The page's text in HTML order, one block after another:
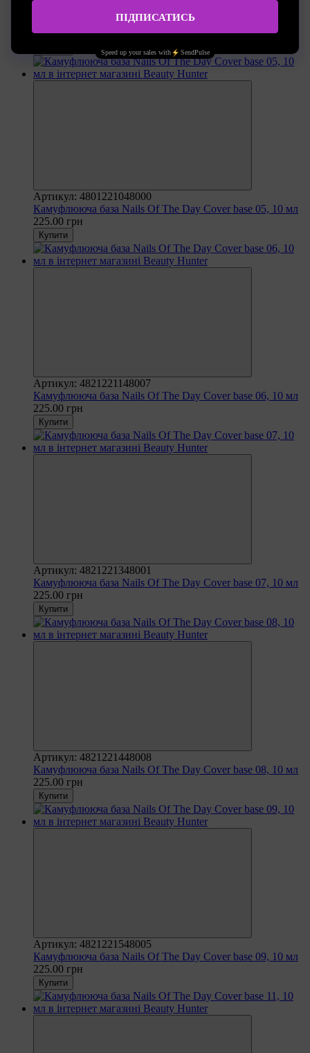
Камуфлююча база Nails Of The Day Cover base 03, 10 мл
225.00 грн
Артикул: 4801221048000
Камуфлююча база Nails Of The Day Cover base 05, 10 мл
225.00 грн
Купити
Артикул: 4821221148007
Камуфлююча база Nails Of The Day Cover base 06, 10 мл
225.00 грн
Купити
Артикул: 4821221348001
Камуфлююча база Nails Of The Day Cover base 07, 10 мл
225.00 грн
Купити
Артикул: 4821221448008
Камуфлююча база Nails Of The Day Cover base 08, 10 мл
225.00 грн
Купити
Артикул: 4821221548005
Камуфлююча база Nails Of The Day Cover base 09, 10 мл
225.00 грн
Купити